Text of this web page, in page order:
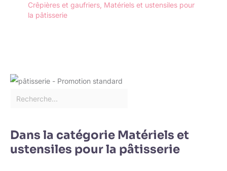
Crêpières et gaufriers Matériels et ustensiles pour
la pâtisserie
Dans la catégorie Matériels et
ustensiles pour la pâtisserie